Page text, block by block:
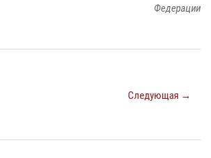
Федерации
Следующая →